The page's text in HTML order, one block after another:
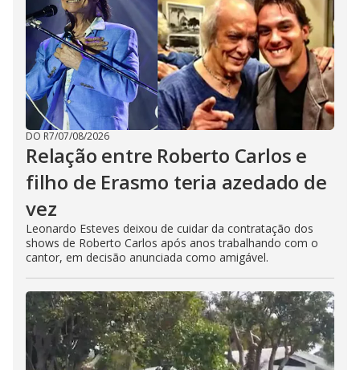
DO R7/07/08/2026
Relação entre Roberto Carlos e
filho de Erasmo teria azedado de
vez
Leonardo Esteves deixou de cuidar da contratação dos
shows de Roberto Carlos após anos trabalhando com o
cantor, em decisão anunciada como amigável.